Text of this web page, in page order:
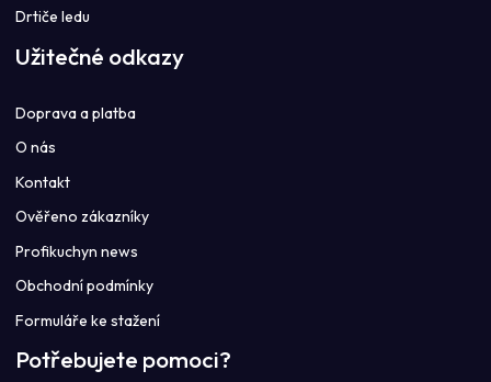
Drtiče ledu
Užitečné odkazy
Doprava a platba
O nás
Kontakt
Ověřeno zákazníky
Profikuchyn news
Obchodní podmínky
Formuláře ke stažení
Potřebujete pomoci?